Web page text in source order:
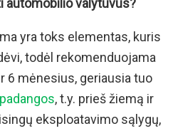
yra toks elementas, kuris
todėl rekomenduojama
6 mėnesius, geriausia tuo
padangos, t.y. prieš žiemą ir
eksploatavimo sąlygų,